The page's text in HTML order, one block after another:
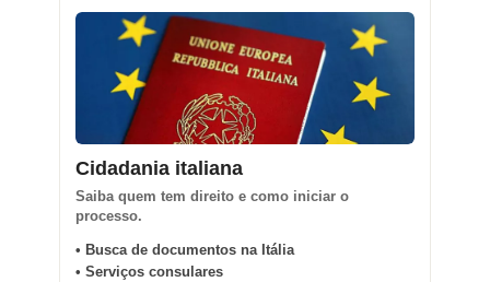
Cidadania italiana
Saiba quem tem direito e como iniciar o
processo.
• Busca de documentos na Itália
• Serviços consulares